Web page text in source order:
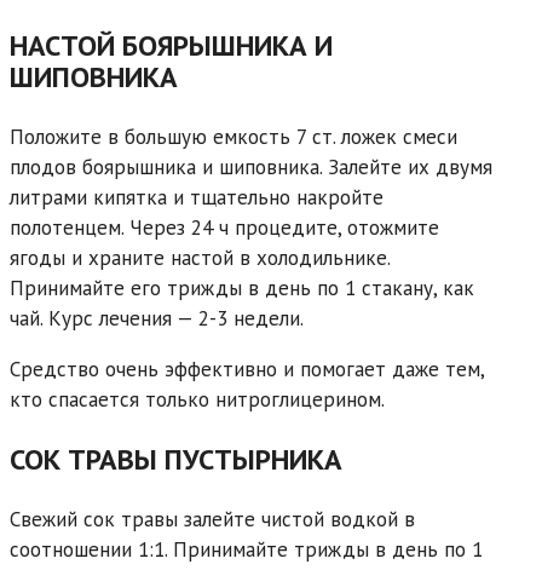
НАСТОЙ БОЯРЫШНИКА И
ШИПОВНИКА
Положите в большую емкость 7 ст. ложек смеси
плодов боярышника и шиповника. Залейте их двумя
литрами кипятка и тщательно накройте
полотенцем. Через 24 ч процедите, отожмите
ягоды и храните настой в холодильнике.
Принимайте его трижды в день по 1 стакану, как
чай. Курс лечения — 2-3 недели.
Средство очень эффективно и помогает даже тем,
кто спасается только нитроглицерином.
СОК ТРАВЫ ПУСТЫРНИКА
Свежий сок травы залейте чистой водкой в
соотношении 1:1. Принимайте трижды в день по 1